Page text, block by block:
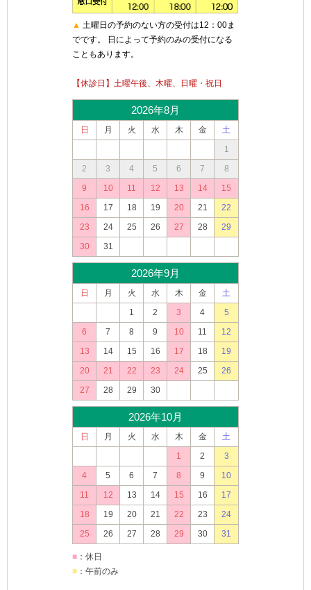
▲ 土曜日の予約のない方の受付は12：00ま
でです。 日によって予約のみの受付になる
こともあります。
【休診日】土曜午後、木曜、日曜・祝日
2026年8月
日 月 火 水 木 金
土
1
2
3 4 5 6 7
8
9
10 11 12 13 14
15
16
17 18 19 20 21
22
23
24 25 26 27 28
29
30
31
2026年9月
日 月 火 水 木 金
土
1
2 3 4
5
6
7 8 9 10 11
12
13
14 15 16 17 18
19
20
21 22 23 24 25
26
27
28 29 30
2026年10月
日 月 火 水 木 金
土
1
2
3
4
5 6 7 8 9
10
11
12 13 14 15 16
17
18
19 20 21 22 23
24
25
26 27 28 29 30 31
■ ：休日
■ ：午前のみ